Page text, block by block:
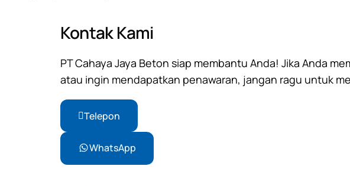
Kontak Kami
PT Cahaya Jaya Beton siap membantu Anda! Jika Anda
atau ingin mendapatkan penawaran, jangan ragu untuk
Telepon
WhatsApp